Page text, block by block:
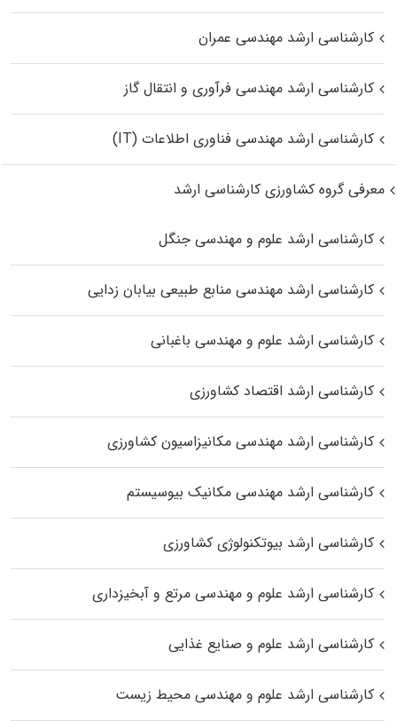
کارشناسی ارشد مهندسی عمران
کارشناسی ارشد مهندسی فرآوری و انتقال گاز
کارشناسی ارشد مهندسی فناوری اطلاعات (IT)
معرفی گروه کشاورزی کارشناسی ارشد
کارشناسی ارشد علوم و مهندسی جنگل
کارشناسی ارشد مهندسی منابع طبیعی بیابان زدایی
کارشناسی ارشد علوم و مهندسی باغبانی
کارشناسی ارشد اقتصاد کشاورزی
کارشناسی ارشد مهندسی مکانیزاسیون کشاورزی
کارشناسی ارشد مهندسی مکانیک بیوسیستم
کارشناسی ارشد بیوتکنولوژی کشاورزی
کارشناسی ارشد علوم و مهندسی مرتع و آبخیزداری
کارشناسی ارشد علوم و صنایع غذایی
کارشناسی ارشد علوم و مهندسی محیط زیست